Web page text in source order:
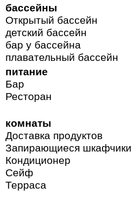
бассейны
Открытый бассейн
детский бассейн
бар у бассейна
плавательный бассейн
питание
Бар
Ресторан
комнаты
Доставка продуктов
Запирающиеся шкафчики
Кондиционер
Сейф
Терраса